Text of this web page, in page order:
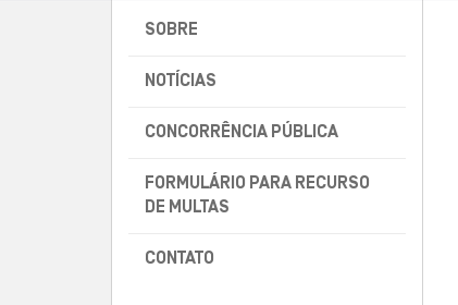
SOBRE
NOTÍCIAS
CONCORRÊNCIA PÚBLICA
FORMULÁRIO PARA RECURSO
DE MULTAS
CONTATO